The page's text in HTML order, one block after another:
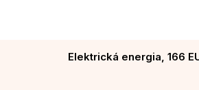
Elektrická energia, 166